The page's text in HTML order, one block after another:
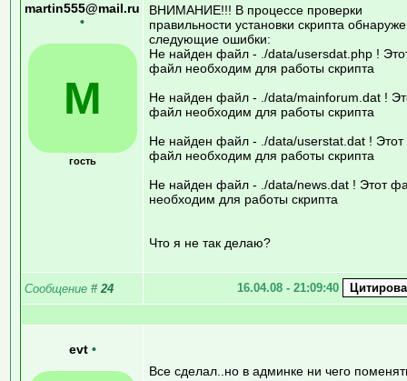
martin555@mail.ru
•
M
гость
ВНИМАНИЕ!!! В процессе проверки
правильности установки скрипта
следующие ошибки:
Не найден файл - ./data/usersdat.php !
файл необходим для работы скрипта
Не найден файл - ./data/mainforum.dat !
файл необходим для работы скрипта
Не найден файл - ./data/userstat.dat ! Этот
файл необходим для работы скрипта
Не найден файл - ./data/news.dat ! Этот
необходим для работы скрипта
Что я не так делаю?
Сообщение # 24 16.04.08 - 21:09:40
evt •
Все сделал..но в админке ни чего